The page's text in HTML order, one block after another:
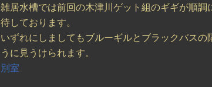
雑居水槽では前回の木津川ゲット組のギギが順
待しております。
いずれにしましてもブルーギルとブラックバス
うに見うけられます。
別室